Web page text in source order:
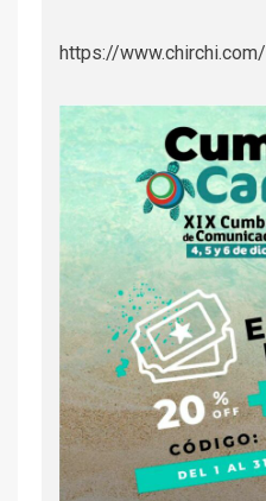
https://www.chirchi.com/